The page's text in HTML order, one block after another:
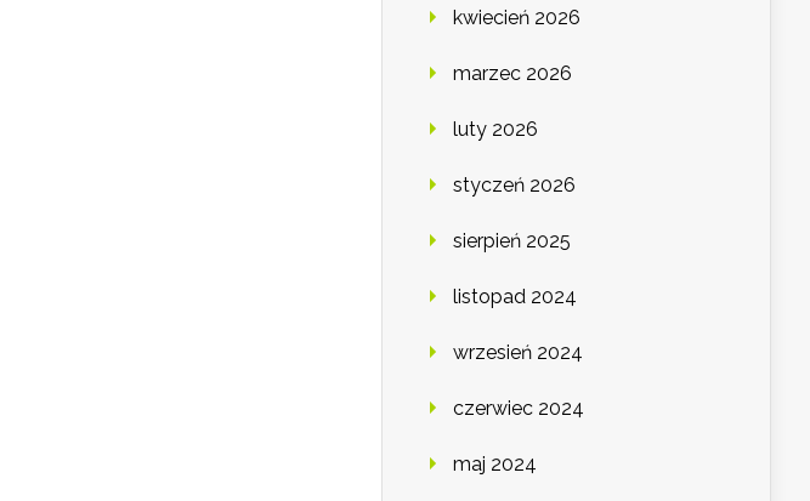
kwiecień 2026
marzec 2026
luty 2026
styczeń 2026
sierpień 2025
listopad 2024
wrzesień 2024
czerwiec 2024
maj 2024